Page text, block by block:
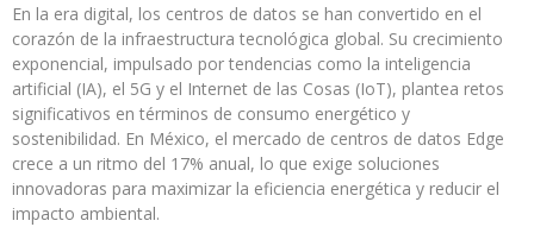
En la era digital, los centros de datos se han convertido en el
corazón de la infraestructura tecnológica global. Su crecimiento
exponencial, impulsado por tendencias como la inteligencia
artificial (IA), el 5G y el Internet de las Cosas (IoT), plantea retos
significativos en términos de consumo energético y
sostenibilidad. En México, el mercado de centros de datos Edge
crece a un ritmo del 17% anual, lo que exige soluciones
innovadoras para maximizar la eficiencia energética y reducir el
impacto ambiental.